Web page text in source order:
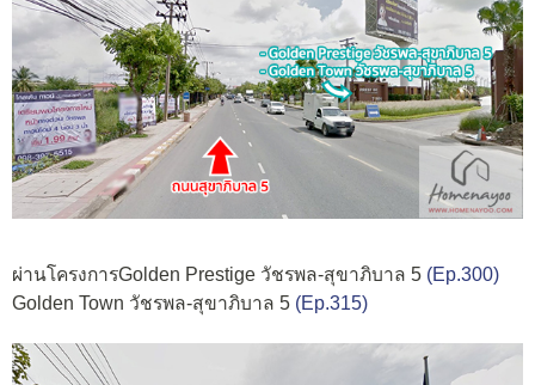
ผ่านโครงการGolden Prestige วัชรพล-สุขาภิบาล 5 (Ep.300)
Golden Town วัชรพล-สุขาภิบาล 5 (Ep.315)